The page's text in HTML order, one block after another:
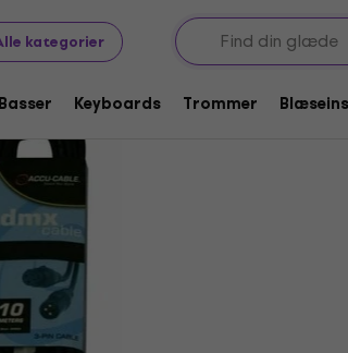
kategorier
Basser Keyboards Trommer
DMX-lyskabler